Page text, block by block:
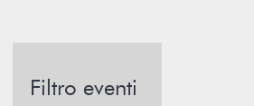
Filtro eventi